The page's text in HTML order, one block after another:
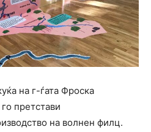
на г-ѓата Фроска
претстави
на волнен филц.